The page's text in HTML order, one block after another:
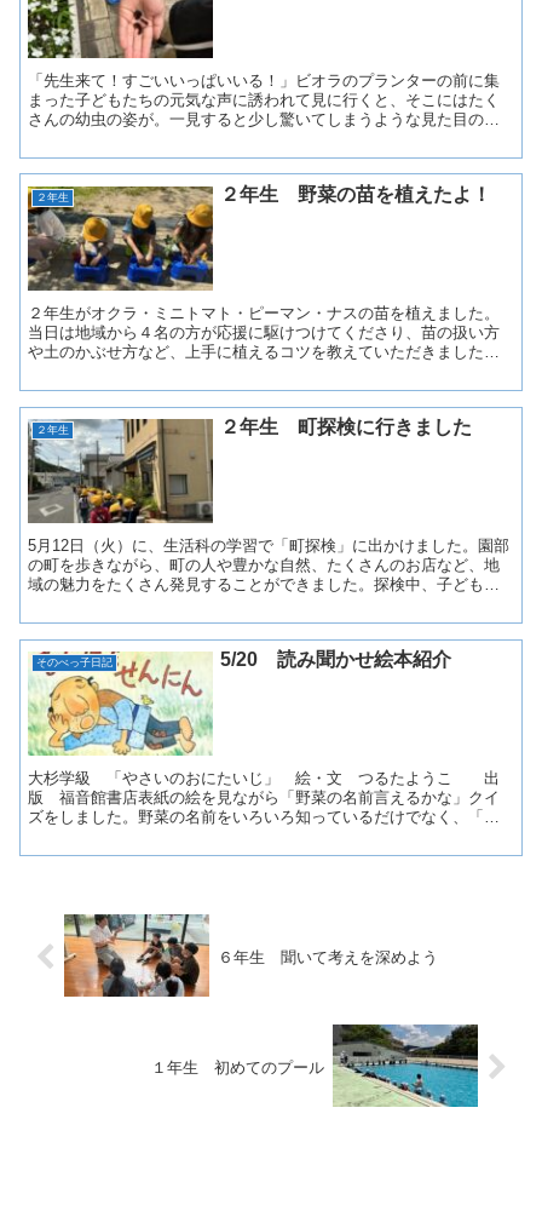
「先生来て！すごいいっぱいいる！」ビオラのプランターの前に集
まった子どもたちの元気な声に誘われて見に行くと、そこにはたく
さんの幼虫の姿が。一見すると少し驚いてしまうような見た目の幼
２年生 ２年生 野菜の苗を植えたよ！
２年生がオクラ・ミニトマト・ピーマン・ナスの苗を植えました。
当日は地域から４名の方が応援に駆けつけてくださり、苗の扱い方
や土のかぶせ方など、上手に植えるコツを教えていただきました。
２年生 ２年生 町探検に行きました
5月12日（火）に、生活科の学習で「町探検」に出かけました。園部
の町を歩きながら、町の人や豊かな自然、たくさんのお店など、地
域の魅力をたくさん発見することができました。探検中、子どもた
そのべっ子日記 5/20 読み聞かせ絵本紹介
大杉学級 「やさいのおにたいじ」 絵・文 つるたようこ 出
版 福音館書店表紙の絵を見ながら「野菜の名前言えるかな」クイ
ズをしました。野菜の名前をいろいろ知っているだけでなく、「に
６年生 聞いて考えを深めよう
１年生 初めてのプール